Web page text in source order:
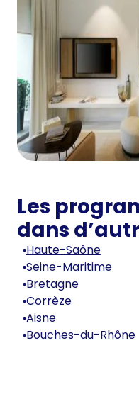
Les
dans
Haute-Saône
Seine-Maritime
Bretagne
Corrèze
Aisne
Bouches-du-Rhône